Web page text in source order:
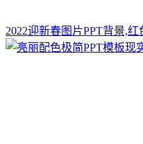
2022迎新春图片PPT背景,